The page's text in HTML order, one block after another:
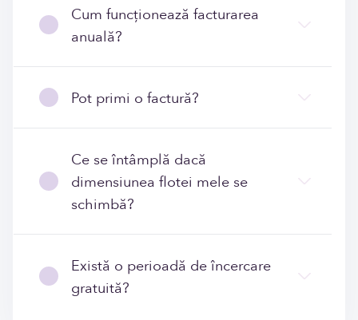
Cum funcționează facturarea
anuală?
Pot primi o factură?
Ce se întâmplă dacă
dimensiunea flotei mele se
schimbă?
Există o perioadă de încercare
gratuită?